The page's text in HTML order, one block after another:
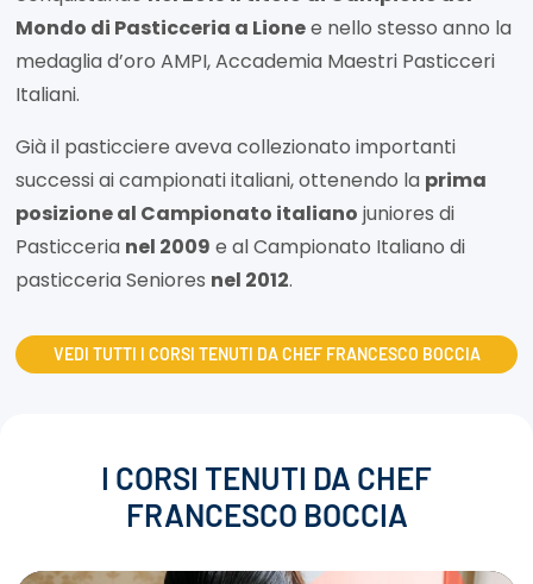
Mondo di Pasticceria a Lionee nello stesso anno la
medaglia d’oro AMPI, Accademia Maestri Pasticceri
Italiani.
Già il pasticciere aveva collezionato importanti
successi ai campionati italiani, ottenendo la prima
posizione al Campionato italiano juniores di
Pasticceria nel 2009 e al Campionato Italiano di
pasticceria Seniores nel 2012.
VEDI TUTTI I CORSI TENUTI DA CHEF FRANCESCO BOCCIA
I CORSI TENUTI DA CHEF
FRANCESCO BOCCIA